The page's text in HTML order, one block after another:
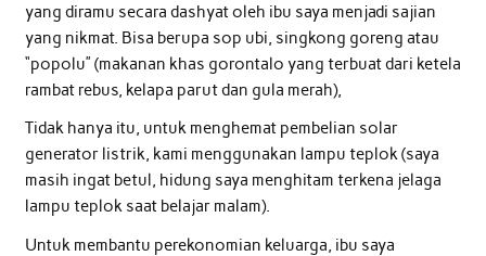
yang diramu secara dashyat oleh ibu saya menjadi sajian
yang nikmat. Bisa berupa sop ubi, singkong goreng atau
“popolu” (makanan khas gorontalo yang terbuat dari ketela
rambat rebus, kelapa parut dan gula merah),
Tidak hanya itu, untuk menghemat pembelian solar
generator listrik, kami menggunakan lampu teplok (saya
masih ingat betul, hidung saya menghitam terkena jelaga
lampu teplok saat belajar malam).
Untuk membantu perekonomian keluarga, ibu saya